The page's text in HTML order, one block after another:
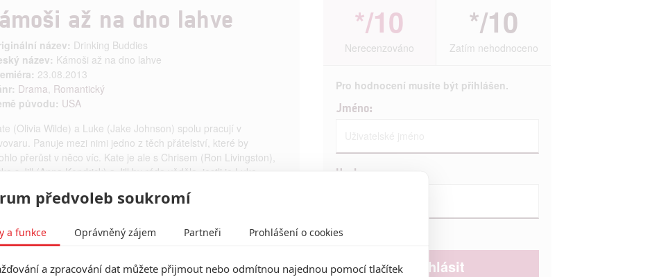
až na dno lahve
název: Drinking Buddies
název: Kámoši až na dno lahve
23.08.2013
Drama Romantický
původu: USA
(Olivia Wilde) a Luke (Jake Johnson) spolu pracují v
Panuje mezi nimi jedno z těch přátelství, které by
přerůst v něco víc. Kate je ale s Chrisem (Ron Livingston),
s Jill (Anna Kendrick) a Jill by ráda věděla, jestli je Luke
dočká poté, co spolu Luke a Kate nečekaně stráví víkend.
Drinking Buddies Kámoši až na dno lahve
*/10
Nerecenzováno
*/10
Zatím nehodnoceno
Pro hodnocení musíte být přihlášen.
Jméno:
Heslo:
předvoleb soukromí
a funkce Oprávněný zájem Partneři Prohlášení o cookies
a zpracování dat můžete přijmout nebo odmítnou najednou pomocí tlačítek